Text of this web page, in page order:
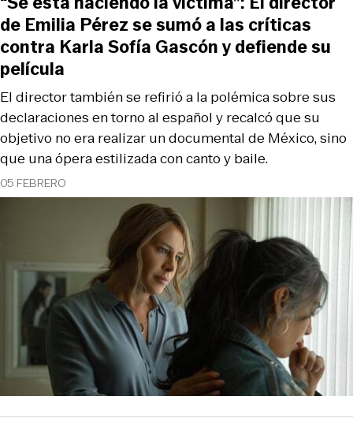
05 FEBRERO
El director también se refirió a la polémica sobre sus
declaraciones en torno al español y recalcó que su
objetivo no era realizar un documental de México, sino
que una ópera estilizada con canto y baile.
de Emilia Pérez se sumó a las críticas
contra Karla Sofía Gascón y defiende su
película